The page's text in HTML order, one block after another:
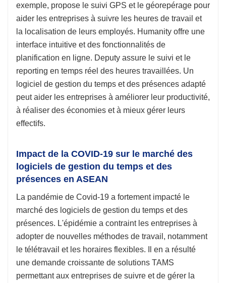
exemple, propose le suivi GPS et le géorepérage pour
aider les entreprises à suivre les heures de travail et
la localisation de leurs employés. Humanity offre une
interface intuitive et des fonctionnalités de
planification en ligne. Deputy assure le suivi et le
reporting en temps réel des heures travaillées. Un
logiciel de gestion du temps et des présences adapté
peut aider les entreprises à améliorer leur productivité,
à réaliser des économies et à mieux gérer leurs
effectifs.
Impact de la COVID-19 sur le marché des
logiciels de gestion du temps et des
présences en ASEAN
La pandémie de Covid-19 a fortement impacté le
marché des logiciels de gestion du temps et des
présences. L'épidémie a contraint les entreprises à
adopter de nouvelles méthodes de travail, notamment
le télétravail et les horaires flexibles. Il en a résulté
une demande croissante de solutions TAMS
permettant aux entreprises de suivre et de gérer la